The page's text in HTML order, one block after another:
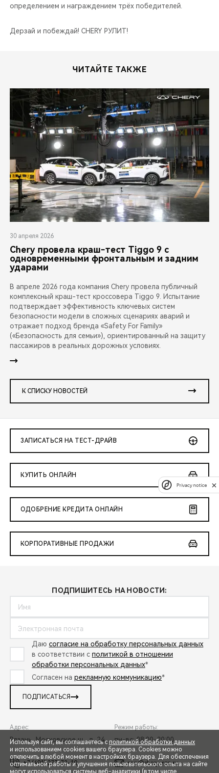
определением и награждением трёх победителей.
Дерзай и побеждай! CHERY РУЛИТ!
ЧИТАЙТЕ ТАКЖЕ
30 апреля 2026
Chery провела краш-тест Tiggo 9 с
одновременными фронтальным и задним
ударами
В апреле 2026 года компания Chery провела публичный
комплексный краш-тест кроссовера Tiggo 9. Испытание
подтверждает эффективность ключевых систем
безопасности модели в сложных сценариях аварий и
отражает подход бренда «Safety For Family»
(«Безопасность для семьи»), ориентированный на защиту
пассажиров в реальных дорожных условиях.
К СПИСКУ НОВОСТЕЙ
ЗАПИСАТЬСЯ НА ТЕСТ-ДРАЙВ
КУПИТЬ ОНЛАЙН
ОДОБРЕНИЕ КРЕДИТА ОНЛАЙН
КОРПОРАТИВНЫЕ ПРОДАЖИ
ПОДПИШИТЕСЬ НА НОВОСТИ:
Даю согласие на обработку персональных данных
в соответствии с политикой в отношении
обработки персональных данных*
Согласен на рекламную коммуникацию*
ПОДПИСАТЬСЯ
Адрес:
Рязань, Московское ш., д. 24
Режим работы:
пн-вс: 08:00-20:00
+7 (491) 277-73-10 rop@chery-rzn.ru
Используя сайт, вы соглашаетесь с политикой обработки данных
и использованием cookies вашего браузера. Cookies можно
отключить в любой момент в настройках браузера. Для обеспечения
оптимальной работы и улучшения пользовательского опыта на сайте
могут использоваться системы веб-аналитики (в том числе
Privacy notice